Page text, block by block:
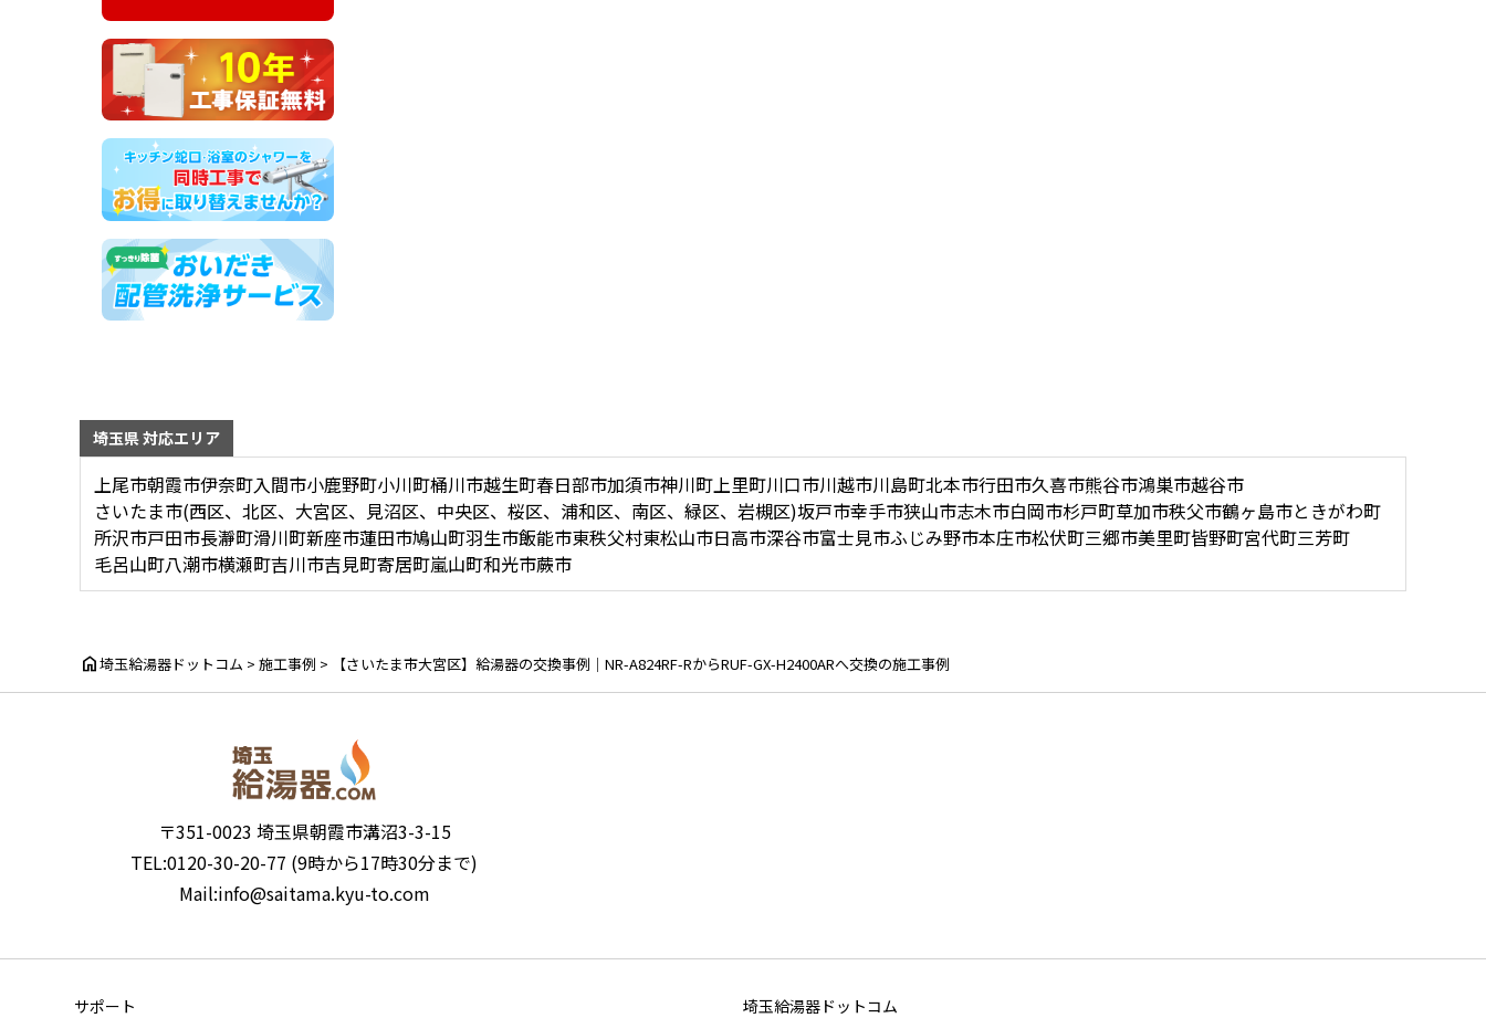
埼玉県 対応エリア
上尾市朝霞市伊奈町入間市小鹿野町小川町桶川市越生町春日部市加須市神川町 上里町川口市川越市川島町北本市行田市久喜市熊谷市鴻巣市越谷市
さいたま市(西区、北区、大宮区、見沼区、中央区、桜区、浦和区、南区、緑区、岩槻区)坂戸市幸手市狭山市志木市白岡市杉戸町草加市秩父市鶴ヶ島市ときがわ町
所沢市戸田市長瀞町滑川町新座市蓮田市鳩山町羽生市飯能市東秩父村東松山市日高市深谷市富士見市ふじみ野市本庄市松伏町三郷市美里町皆野町宮代町三芳町
毛呂山町八潮市横瀬町吉川市吉見町寄居町嵐山町和光市蕨市
home埼玉給湯器ドットコム > 施工事例 > 【さいたま市大宮区】給湯器の交換事例｜NR-A824RF-RからRUF-GX-H2400ARへ交換の施工事例
〒351-0023 埼玉県朝霞市溝沼3-3-15
TEL:0120-30-20-77 (9時から17時30分まで)
Mail:info@saitama.kyu-to.com
サポート 埼玉給湯器ドットコム